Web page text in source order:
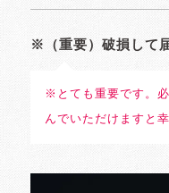
※（重要）破損して
※とても重要です。
んでいただけますと幸